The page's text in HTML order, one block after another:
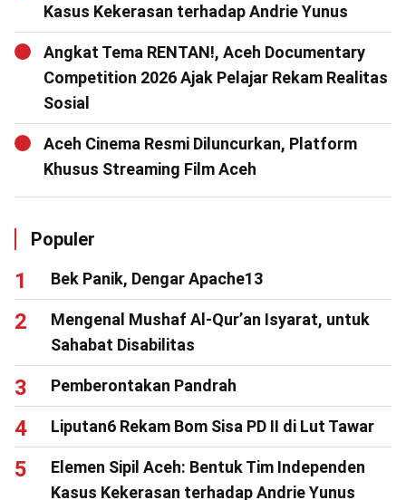
Kasus Kekerasan terhadap Andrie Yunus
Angkat Tema RENTAN!, Aceh Documentary
Competition 2026 Ajak Pelajar Rekam Realitas
Sosial
Aceh Cinema Resmi Diluncurkan, Platform
Khusus Streaming Film Aceh
Populer
Bek Panik, Dengar Apache13
Mengenal Mushaf Al-Qur’an Isyarat, untuk
Sahabat Disabilitas
Pemberontakan Pandrah
Liputan6 Rekam Bom Sisa PD II di Lut Tawar
Elemen Sipil Aceh: Bentuk Tim Independen
Kasus Kekerasan terhadap Andrie Yunus